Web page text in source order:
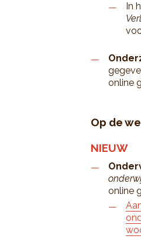
In
online
Op de
NIEUW
online